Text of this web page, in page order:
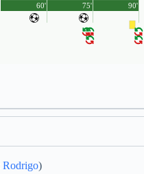
90'
60' 75'
Rodrigo)